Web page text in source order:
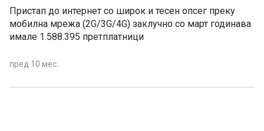
Пристап до интернет со широк и тесен опсег преку
мобилна мрежа (2G/3G/4G) заклучно со март годинава
имале 1.588.395 претплатници
пред 10 мес.